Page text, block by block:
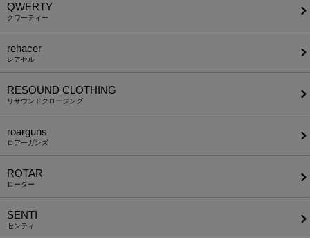
QWERTY
クワーティー
rehacer
レアセル
RESOUND CLOTHING
リサウンドクロージング
roarguns
ロアーガンズ
ROTAR
ローター
SENTI
センティ